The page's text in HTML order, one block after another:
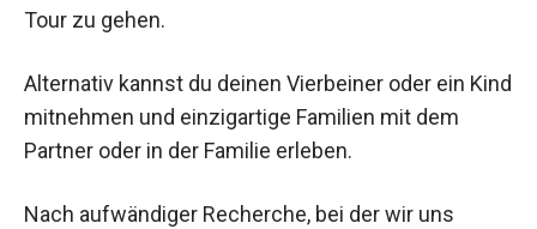
Tour zu gehen.
Alternativ kannst du deinen Vierbeiner oder ein Kind
mitnehmen und einzigartige Familien mit dem
Partner oder in der Familie erleben.
Nach aufwändiger Recherche, bei der wir uns